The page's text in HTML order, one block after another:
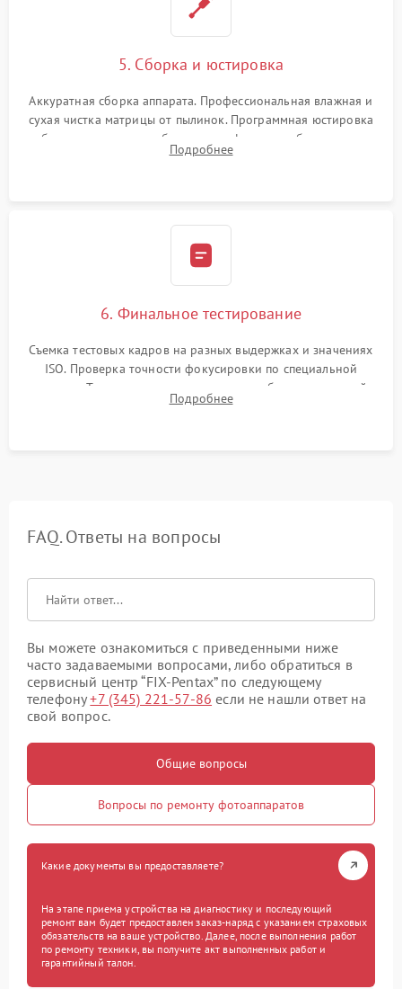
5. Сборка и юстировка
Аккуратная сборка аппарата. Профессиональная влажная и
сухая чистка матрицы от пылинок. Программная юстировка
рабочего отрезка, калибровка автофокуса, стабилизатора и
экспозамера с помощью сервисного ПО.
Подробнее
6. Финальное тестирование
Съемка тестовых кадров на разных выдержках и значениях
ISO. Проверка точности фокусировки по специальной
мишени. Тест записи на карту памяти, работы встроенной
вспышки, микрофона и всех кнопок управления.
Подробнее
FAQ. Ответы на вопросы
Вы можете ознакомиться с приведенными ниже
часто задаваемыми вопросами, либо обратиться в
сервисный центр “FIX-Pentax” по следующему
телефону+7 (345) 221-57-86 если не нашли ответ на
свой вопрос.
Общие вопросы
Вопросы по ремонту фотоаппаратов
Какие документы вы предоставляете?
На этапе приема устройства на диагностику и последующий
ремонт вам будет предоставлен заказ-наряд с указанием страховых
обязательств на ваше устройство. Далее, после выполнения работ
по ремонту техники, вы получите акт выполненных работ и
гарантийный талон.